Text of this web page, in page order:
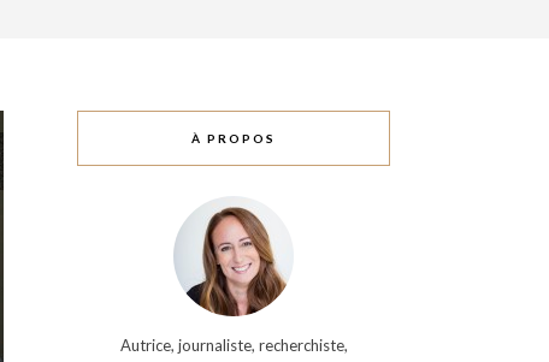
À PROPOS
Autrice, journaliste, recherchiste,